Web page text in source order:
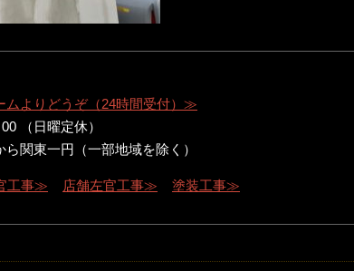
ムよりどうぞ（24時間受付）≫
（日曜定休）
ら関東一円（一部地域を除く）
工事≫ 店舗左官工事≫ 塗装工事≫